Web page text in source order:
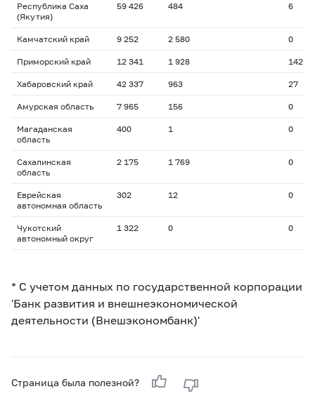
Республика Саха
(Якутия)
59 426 484 6
Камчатский край 9 252 2 580 0
Приморский край 12 341 1 928 142
Хабаровский край 42 337 963 27
Амурская область 7 965 156 0
Магаданская
область
400 1 0
Сахалинская
область
2 175 1 769 0
Еврейская
автономная область
302 12 0
Чукотский
автономный округ
1 322 0 0
* С учетом данных по государственной корпорации
'Банк развития и внешнеэкономической
деятельности (Внешэкономбанк)'
Страница была полезной?